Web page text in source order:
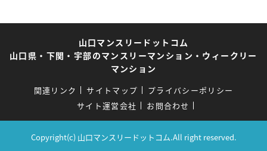
山口マンスリードットコム
山口県・下関・宇部のマンスリーマンション・ウィークリー
マンション
関連リンク サイトマップ
プライバシーポリシー
サイト運営会社
お問合わせ
Copyright(c) 山口マンスリードットコム.All right reserved.